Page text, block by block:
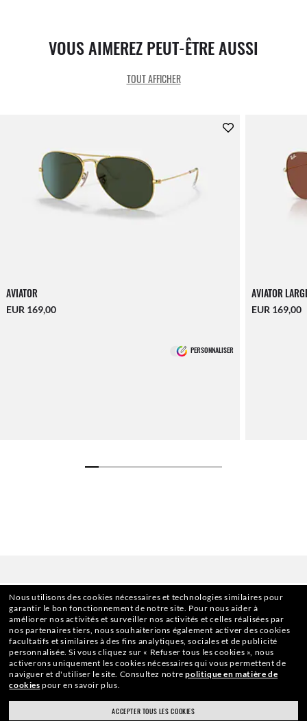
VOUS AIMEREZ PEUT-ÊTRE AUSSI
TOUT AFFICHER
AVIATOR
EUR 169,00
PERSONNALISER
AVIATOR
EUR 169,00
ACCUEIL | LUNETTES DE SOLEIL | LUNETTES DE SOLEIL
Nous utilisons des cookies nécessaires et technologies similaires pour
garantir le bon fonctionnement de notre site. Pour nous aider à
améliorer nos activités et surveiller nos activités et celles réalisées par
nos partenaires tiers, nous souhaiterions également activer des cookies
facultatifs et similaires à des fins analytiques, sociales et de publicité
personnalisée. Si vous cliquez sur « Refuser tous les cookies », nous
activerons uniquement les cookies nécessaires qui vous permettent de
naviguer et d'utiliser le site. Consultez notrepolitique en matière de
cookies pour en savoir plus.
ACCEPTER TOUS LES COOKIES